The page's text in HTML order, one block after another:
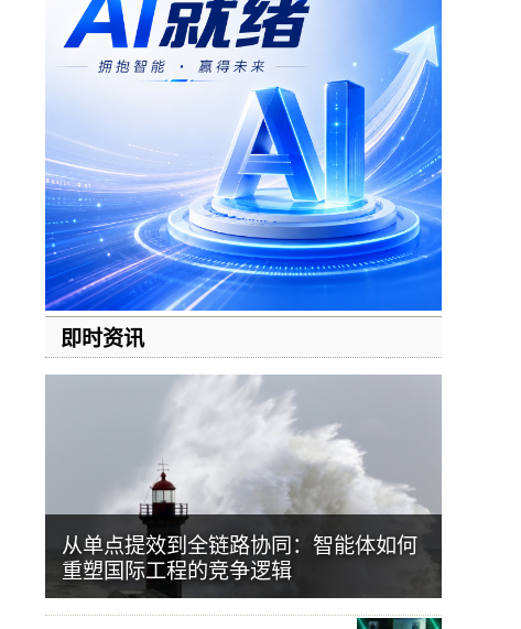
即时资讯
从单点提效到全链路协同：智能体如何
重塑国际工程的竞争逻辑